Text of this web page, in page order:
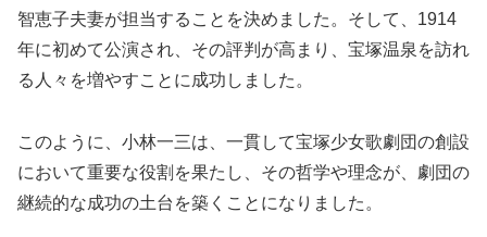
智恵子夫妻が担当することを決めました。そして、1914
年に初めて公演され、その評判が高まり、宝塚温泉を訪れ
る人々を増やすことに成功しました。
このように、小林一三は、一貫して宝塚少女歌劇団の創設
において重要な役割を果たし、その哲学や理念が、劇団の
継続的な成功の土台を築くことになりました。